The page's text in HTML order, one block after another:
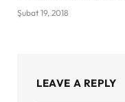
Şubat 19, 2018
LEAVE A REPLY